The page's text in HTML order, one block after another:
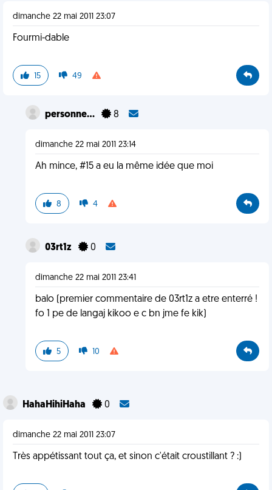
dimanche 22 mai 2011 23:07
Fourmi-dable
15 49
personne... 8
dimanche 22 mai 2011 23:14
Ah mince, #15 a eu la même idée que moi
8 4
03rt1z 0
dimanche 22 mai 2011 23:41
balo (premier commentaire de 03rt1z a etre enterré !
fo 1 pe de langaj kikoo e c bn jme fe kik)
5 10
HahaHihiHaha 0
dimanche 22 mai 2011 23:07
Très appétissant tout ça, et sinon c'était croustillant ? :)